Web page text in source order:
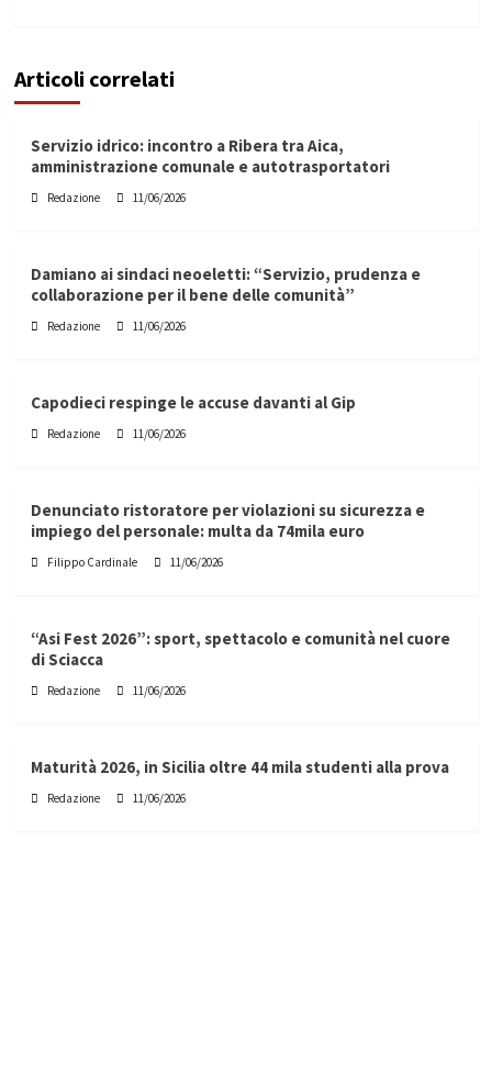
Articoli correlati
Servizio idrico: incontro a Ribera tra Aica,
amministrazione comunale e autotrasportatori
Redazione 11/06/2026
Damiano ai sindaci neoeletti: “Servizio, prudenza e
collaborazione per il bene delle comunità”
Redazione 11/06/2026
Capodieci respinge le accuse davanti al Gip
Redazione 11/06/2026
Denunciato ristoratore per violazioni su sicurezza e
impiego del personale: multa da 74mila euro
Filippo Cardinale 11/06/2026
“Asi Fest 2026”: sport, spettacolo e comunità nel cuore
di Sciacca
Redazione 11/06/2026
Maturità 2026, in Sicilia oltre 44 mila studenti alla prova
Redazione 11/06/2026